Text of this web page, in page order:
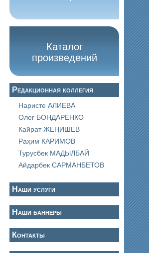
Каталог
произведений
Редакционная коллегия
Наристе АЛИЕВА
Олег БОНДАРЕНКО
Кайрат ЖЕҢИШЕВ
Раҳим КАРИМОВ
Турусбек МАДЫЛБАЙ
Айдарбек САРМАНБЕТОВ
Наши услуги
Наши баннеры
Контакты